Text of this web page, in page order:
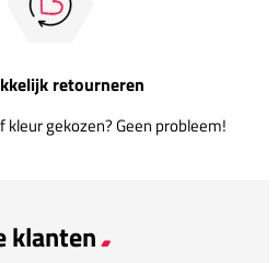
retourneren
gekozen? Geen probleem!
klanten